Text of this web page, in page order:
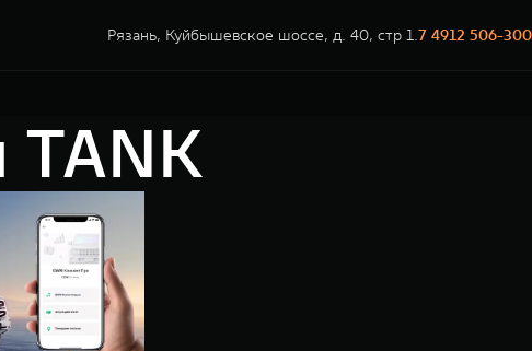
Рязань, Куйбышевское шоссе, д. 40, стр 1.7 4912 506-300